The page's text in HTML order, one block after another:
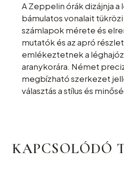
A Zeppelin órák dizájnja a
bámulatos vonalait tükrözi
számlapok mérete és
mutatók és az apró
emlékeztetnek a
aranykorára. Német
megbízható szerkezet
választás a stílus és
KAPCSOLÓDÓ